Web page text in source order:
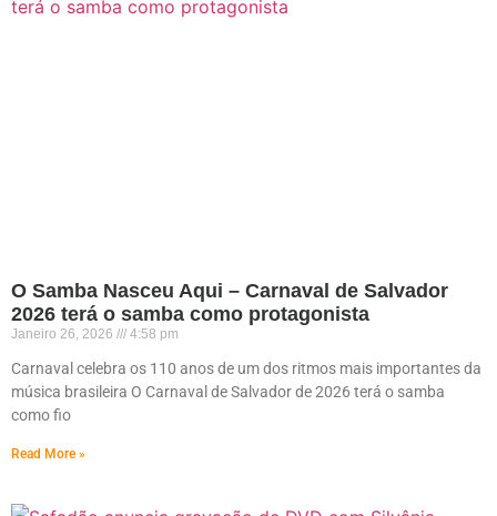
O Samba Nasceu Aqui – Carnaval de Salvador
2026 terá o samba como protagonista
Janeiro 26, 2026 4:58 pm
Carnaval celebra os 110 anos de um dos ritmos mais importantes da
música brasileira O Carnaval de Salvador de 2026 terá o samba
como fio
Read More »